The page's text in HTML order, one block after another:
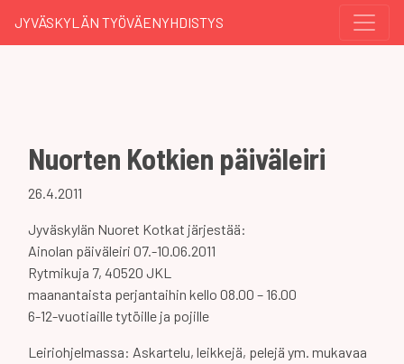
JYVÄSKYLÄN TYÖVÄENYHDISTYS
Nuorten Kotkien päiväleiri
26.4.2011
Jyväskylän Nuoret Kotkat järjestää:
Ainolan päiväleiri 07.-10.06.2011
Rytmikuja 7, 40520 JKL
maanantaista perjantaihin kello 08.00 – 16.00
6-12-vuotiaille tytöille ja pojille
Leiriohjelmassa: Askartelu, leikkejä, pelejä ym. mukavaa